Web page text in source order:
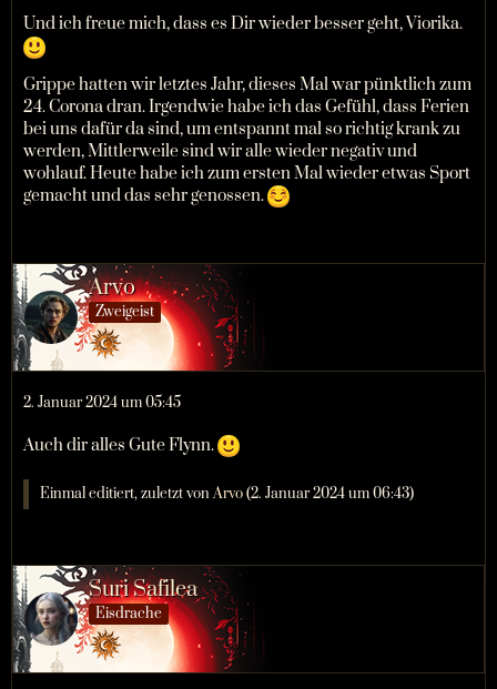
Und ich freue mich, dass es Dir wieder besser geht, Viorika.
Grippe hatten wir letztes Jahr, dieses Mal war pünktlich zum
24. Corona dran. Irgendwie habe ich das Gefühl, dass Ferien
bei uns dafür da sind, um entspannt mal so richtig krank zu
werden, Mittlerweile sind wir alle wieder negativ und
wohlauf. Heute habe ich zum ersten Mal wieder etwas Sport
gemacht und das sehr genossen.
Arvo
Zweigeist
2. Januar 2024 um 05:45
Auch dir alles Gute Flynn.
Einmal editiert, zuletzt vonArvo(2. Januar 2024 um 06:43)
Suri Safilea
Eisdrache